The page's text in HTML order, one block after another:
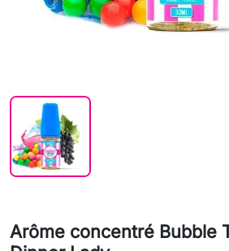
Arôme concentré Bubble